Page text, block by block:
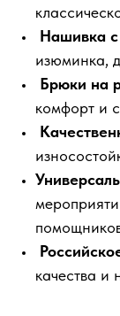
Нашивка
изюминка,
Брюки на
комфорт и
качества и